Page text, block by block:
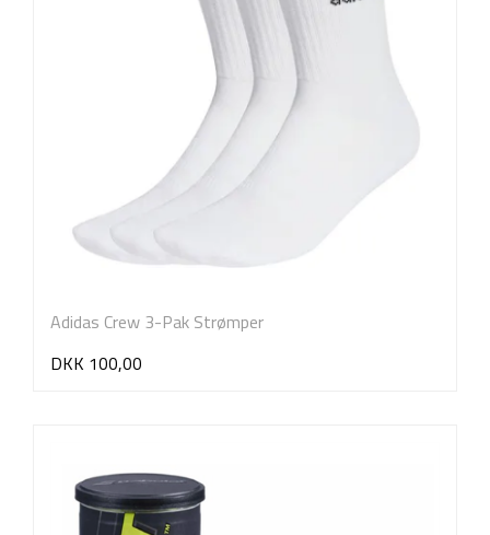
Adidas Crew 3-Pak Strømper
DKK 100,00